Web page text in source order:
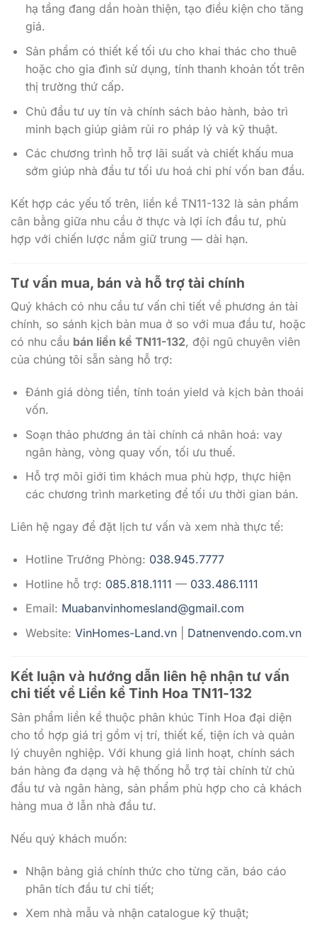
hạ tầng đang dần hoàn thiện, tạo điều kiện cho tăng
giá.
Sản phẩm có thiết kế tối ưu cho khai thác cho thuê
hoặc cho gia đình sử dụng, tính thanh khoản tốt trên
thị trường thứ cấp.
Chủ đầu tư uy tín và chính sách bảo hành, bảo trì
minh bạch giúp giảm rủi ro pháp lý và kỹ thuật.
Các chương trình hỗ trợ lãi suất và chiết khấu mua
sớm giúp nhà đầu tư tối ưu hoá chi phí vốn ban đầu.
Kết hợp các yếu tố trên, liền kề TN11-132 là sản phẩm
cân bằng giữa nhu cầu ở thực và lợi ích đầu tư, phù
hợp với chiến lược nắm giữ trung — dài hạn.
Tư vấn mua, bán và hỗ trợ tài chính
Quý khách có nhu cầu tư vấn chi tiết về phương án tài
chính, so sánh kịch bản mua ở so với mua đầu tư, hoặc
có nhu cầu bán liền kề TN11-132, đội ngũ chuyên viên
của chúng tôi sẵn sàng hỗ trợ:
Đánh giá dòng tiền, tính toán yield và kịch bản thoái
vốn.
Soạn thảo phương án tài chính cá nhân hoá: vay
ngân hàng, vòng quay vốn, tối ưu thuế.
Hỗ trợ môi giới tìm khách mua phù hợp, thực hiện
các chương trình marketing để tối ưu thời gian bán.
Liên hệ ngay để đặt lịch tư vấn và xem nhà thực tế:
Hotline Trưởng Phòng: 038.945.7777
Hotline hỗ trợ: 085.818.1111 — 033.486.1111
Email: Muabanvinhomesland@gmail.com
Website: VinHomes-Land.vn| Datnenvendo.com.vn
Kết luận và hướng dẫn liên hệ nhận tư vấn
chi tiết về Liền kề Tinh Hoa TN11-132
Sản phẩm liền kề thuộc phân khúc Tinh Hoa đại diện
cho tổ hợp giá trị gồm vị trí, thiết kế, tiện ích và quản
lý chuyên nghiệp. Với khung giá linh hoạt, chính sách
bán hàng đa dạng và hệ thống hỗ trợ tài chính từ chủ
đầu tư và ngân hàng, sản phẩm phù hợp cho cả khách
hàng mua ở lẫn nhà đầu tư.
Nếu quý khách muốn:
Nhận bảng giá chính thức cho từng căn, báo cáo
phân tích đầu tư chi tiết;
Xem nhà mẫu và nhận catalogue kỹ thuật;